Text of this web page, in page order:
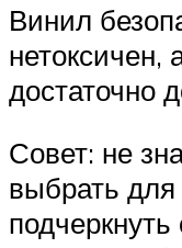
Винил
нетоксичен,
достаточно
Совет: не
выбрать для